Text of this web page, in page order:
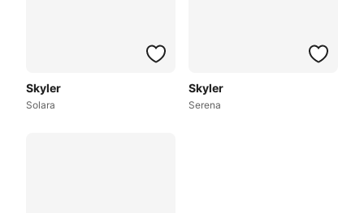
Skyler
Solara
Skyler
Serena